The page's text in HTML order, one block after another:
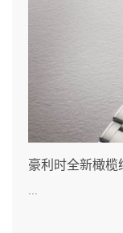
豪利时全新橄榄
...